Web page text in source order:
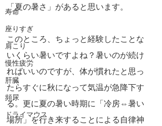
寿命
座りすぎ
肩こり
慢性疲労
肝臓
頻尿
ドライマウス
「夏の暑さ」があると思います。
このところ、ちょっと経験したことな
いくらい暑いですよね？暑いのが続け
ればいいのですが、体が慣れたと思っ
たらすぐに秋になって気温が急降下す
る。更に夏の暑い時期に「冷房⇔暑い
場所」を行き来することによる自律神